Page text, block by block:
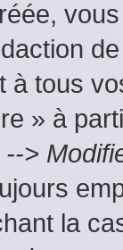
à tous
» à
>
la